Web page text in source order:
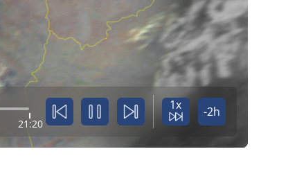
21:20
1x -2h